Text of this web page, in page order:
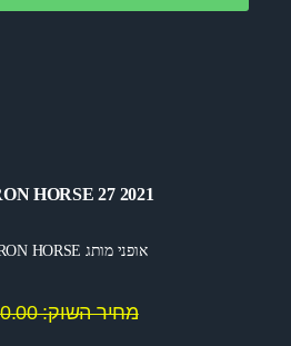
2021 IRON HORSE 27 הילוכים
אופני מותג IRON HORSE שיכוך…
מחיר השוק: ₪3,900.00